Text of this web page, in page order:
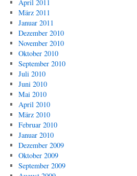
April 2011
März 2011
Januar 2011
Dezember 2010
November 2010
Oktober 2010
September 2010
Juli 2010
Juni 2010
Mai 2010
April 2010
März 2010
Februar 2010
Januar 2010
Dezember 2009
Oktober 2009
September 2009